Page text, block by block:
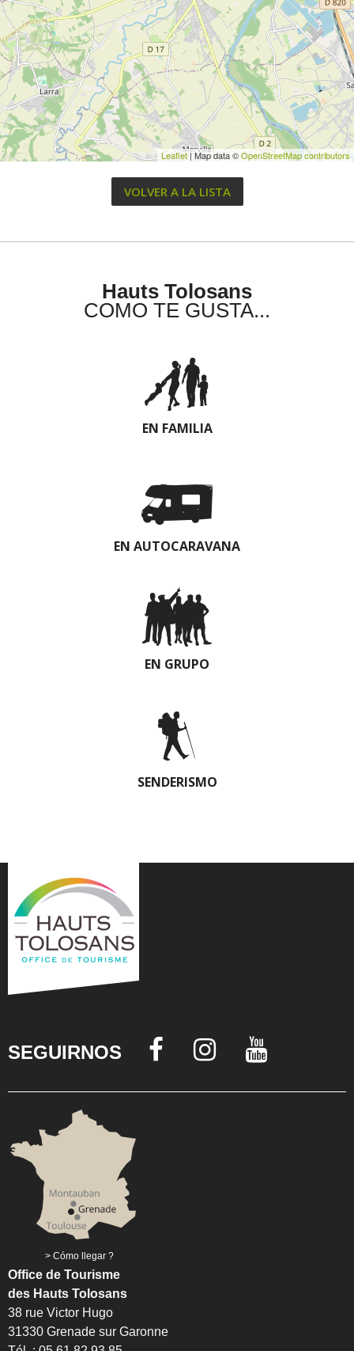
Leaflet| Map data ©OpenStreetMap contributors
VOLVER A LA LISTA
Hauts Tolosans
COMO TE GUSTA...
EN FAMILIA
EN AUTOCARAVANA
EN GRUPO
SENDERISMO
SEGUIRNOS
Cómo llegar ?
Office de Tourisme
des Hauts Tolosans
38 rue Victor Hugo
31330 Grenade sur Garonne